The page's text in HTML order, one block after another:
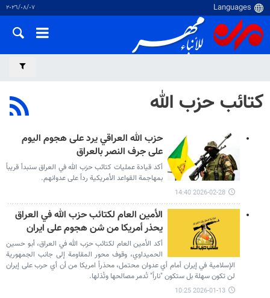
٠٧‏/٠٨‏/٢٠٢٦
كتائب حزب الله
حزب الله العراقي يرد على هجوم اليوم
على جرف النصر بالعراق
أكد قيادة عمليات كتائب حزب الله في العراق سنبدأ قريباً
بمهاجمة القواعد الأمريكية رداً على عدوانهم.
2026-02-28 14:40
الأمين العام لكتائب حزب الله في العراق
يحذر أمريكا من شن هجوم على ايران
أكد الأمين العام لكتائب حزب الله في العراق، أبو حسين
الحميداوي، وقوف محور المقاومة إلى جانب الجمهورية
الإسلامية في إيران أمام أي عدوان محتمل، محذراً امريكا من أن أي حرب على إيران
لن تكون سهلة بل ستكون "ناراً" تُدمر مصالحها وتُذلها.
2026-01-13 10:25